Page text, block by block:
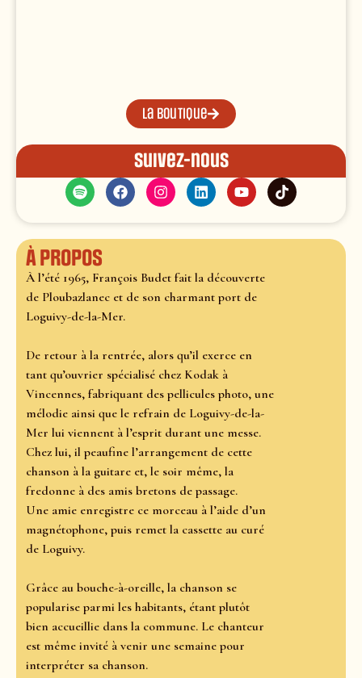
La boutique
Suivez-nous
À propos
À l’été 1965, François Budet fait la découverte
de Ploubazlanec et de son charmant port de
Loguivy-de-la-Mer.
De retour à la rentrée, alors qu’il exerce en
tant qu’ouvrier spécialisé chez Kodak à
Vincennes, fabriquant des pellicules photo, une
mélodie ainsi que le refrain de Loguivy-de-la-
Mer lui viennent à l’esprit durant une messe.
Chez lui, il peaufine l’arrangement de cette
chanson à la guitare et, le soir même, la
fredonne à des amis bretons de passage.
Une amie enregistre ce morceau à l’aide d’un
magnétophone, puis remet la cassette au curé
de Loguivy.
Grâce au bouche-à-oreille, la chanson se
popularise parmi les habitants, étant plutôt
bien accueillie dans la commune. Le chanteur
est même invité à venir une semaine pour
interpréter sa chanson.